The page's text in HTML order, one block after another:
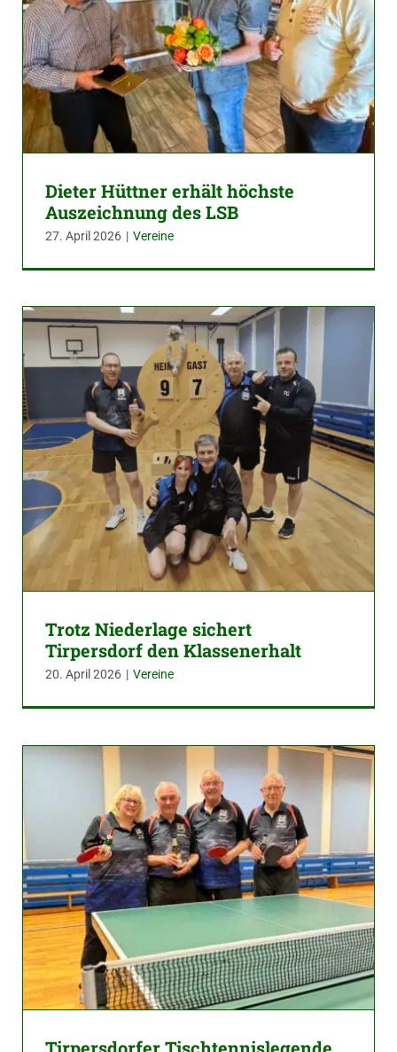
Dieter Hüttner erhält höchste
Auszeichnung des LSB
27. April 2026 | Vereine
Trotz Niederlage sichert
Tirpersdorf den Klassenerhalt
20. April 2026 | Vereine
Tirpersdorfer Tischtennislegende